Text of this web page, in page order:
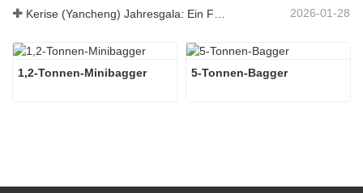
Kerise (Yancheng) Jahresgala: Ein Fest der Einheit, der Besinnung und der Vision 2026-01-28
1,2-Tonnen-Minibagger 5-Tonnen-Bagger